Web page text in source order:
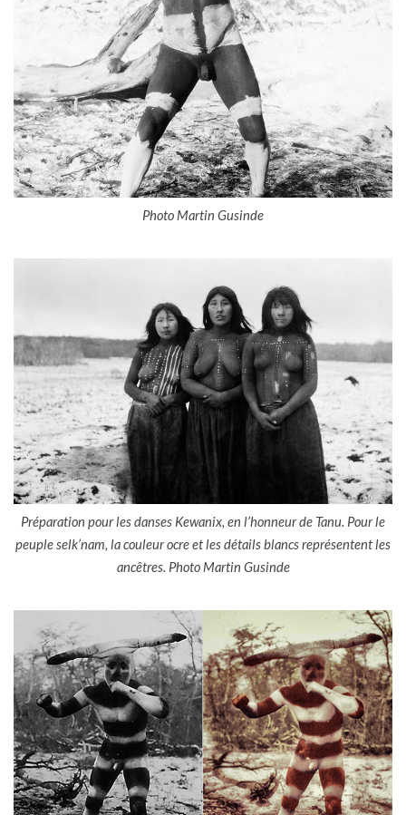
Photo Martin Gusinde
Préparation pour les danses Kewanix, en l’honneur de Tanu. Pour le
peuple selk’nam, la couleur ocre et les détails blancs représentent les
ancêtres. Photo Martin Gusinde